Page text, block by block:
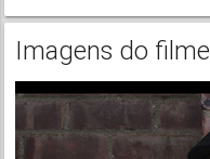
Imagens do filme